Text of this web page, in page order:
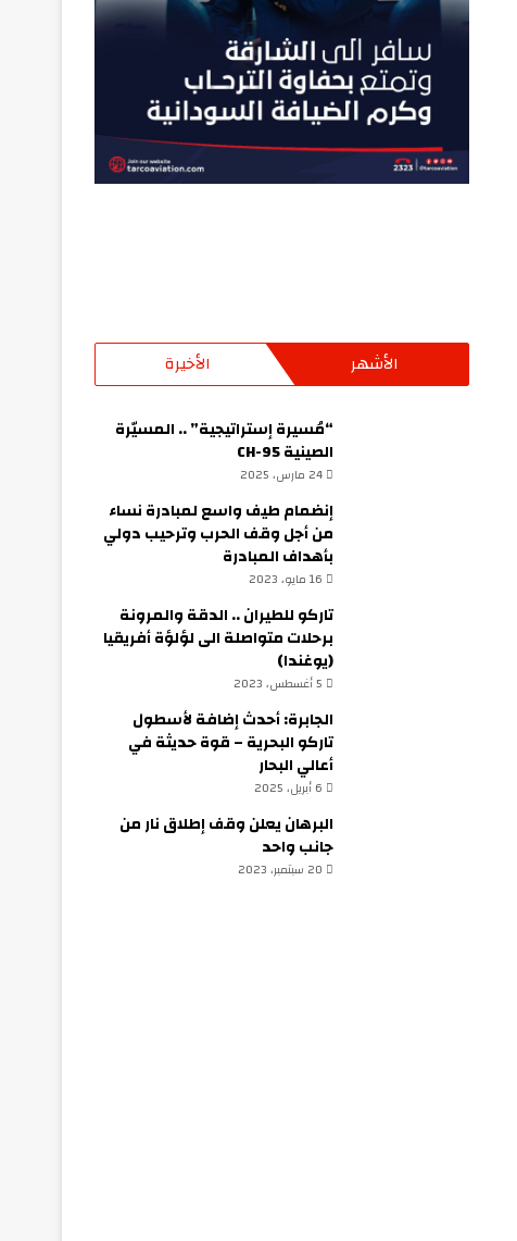
الأشهر الأخيرة
“مُسيرة إستراتيجية” .. المسيّرة
الصينية CH-95
24 مارس، 2025
إنضمام طيف واسع لمبادرة نساء
من أجل وقف الحرب وترحيب دولي
بأهداف المبادرة
16 مايو، 2023
تاركو للطيران .. الدقة والمرونة
برحلات متواصلة الى لؤلؤة أفريقيا
(يوغندا)
5 أغسطس، 2023
الجابرة: أحدث إضافة لأسطول
تاركو البحرية – قوة حديثة في
أعالي البحار
6 أبريل، 2025
البرهان يعلن وقف إطلاق نار من
جانب واحد
20 سبتمبر، 2023